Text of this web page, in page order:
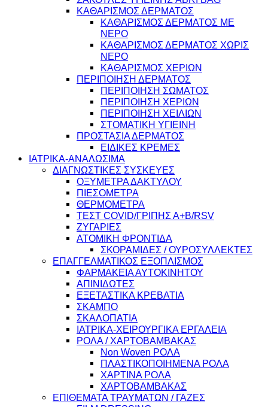
ΚΑΘΑΡΙΣΜΟΣ ΔΕΡΜΑΤΟΣ
ΚΑΘΑΡΙΣΜΟΣ ΔΕΡΜΑΤΟΣ ΜΕ
ΝΕΡΟ
ΚΑΘΑΡΙΣΜΟΣ ΔΕΡΜΑΤΟΣ ΧΩΡΙΣ
ΝΕΡΟ
ΚΑΘΑΡΙΣΜΟΣ ΧΕΡΙΩΝ
ΠΕΡΙΠΟΙΗΣΗ ΔΕΡΜΑΤΟΣ
ΠΕΡΙΠΟΙΗΣΗ ΣΩΜΑΤΟΣ
ΠΕΡΙΠΟΙΗΣΗ ΧΕΡΙΩΝ
ΠΕΡΙΠΟΙΗΣΗ ΧΕΙΛΙΩΝ
ΣΤΟΜΑΤΙΚΗ ΥΓΙΕΙΝΗ
ΠΡΟΣΤΑΣΙΑ ΔΕΡΜΑΤΟΣ
ΕΙΔΙΚΕΣ ΚΡΕΜΕΣ
ΙΑΤΡΙΚΑ-ΑΝΑΛΩΣΙΜΑ
ΔΙΑΓΝΩΣΤΙΚΕΣ ΣΥΣΚΕΥΕΣ
ΟΞΥΜΕΤΡΑ ΔΑΚΤΥΛΟΥ
ΠΙΕΣΟΜΕΤΡΑ
ΘΕΡΜΟΜΕΤΡΑ
ΤΕΣΤ COVID/ΓΡΙΠΗΣ Α+Β/RSV
ΖΥΓΑΡΙΕΣ
ΑΤΟΜΙΚΗ ΦΡΟΝΤΙΔΑ
ΣΚΟΡΑΜΙΔΕΣ / ΟΥΡΟΣΥΛΛΕΚΤΕΣ
ΕΠΑΓΓΕΛΜΑΤΙΚΟΣ ΕΞΟΠΛΙΣΜΟΣ
ΦΑΡΜΑΚΕΙΑ ΑΥΤΟΚΙΝΗΤΟΥ
ΑΠΙΝΙΔΩΤΕΣ
ΕΞΕΤΑΣΤΙΚΑ ΚΡΕΒΑΤΙΑ
ΣΚΑΜΠΟ
ΣΚΑΛΟΠΑΤΙΑ
ΙΑΤΡΙΚΑ-ΧΕΙΡΟΥΡΓΙΚΑ ΕΡΓΑΛΕΙΑ
ΡΟΛΑ / ΧΑΡΤΟΒΑΜΒΑΚΑΣ
Non Woven ΡΟΛΑ
ΠΛΑΣΤΙΚΟΠΟΙΗΜΕΝΑ ΡΟΛΑ
ΧΑΡΤΙΝΑ ΡΟΛΑ
ΧΑΡΤΟΒΑΜΒΑΚΑΣ
ΕΠΙΘΕΜΑΤΑ ΤΡΑΥΜΑΤΩΝ / ΓΑΖΕΣ